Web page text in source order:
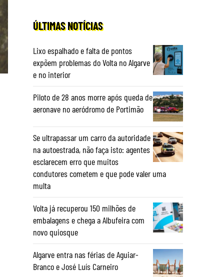
ÚLTIMAS NOTÍCIAS
Lixo espalhado e falta de pontos
expõem problemas do Volta no Algarve
e no interior
Piloto de 28 anos morre após queda de
aeronave no aeródromo de Portimão
Se ultrapassar um carro da autoridade
na autoestrada, não faça isto: agentes
esclarecem erro que muitos
condutores cometem e que pode valer uma
multa
Volta já recuperou 150 milhões de
embalagens e chega a Albufeira com
novo quiosque
Algarve entra nas férias de Aguiar-
Branco e José Luís Carneiro